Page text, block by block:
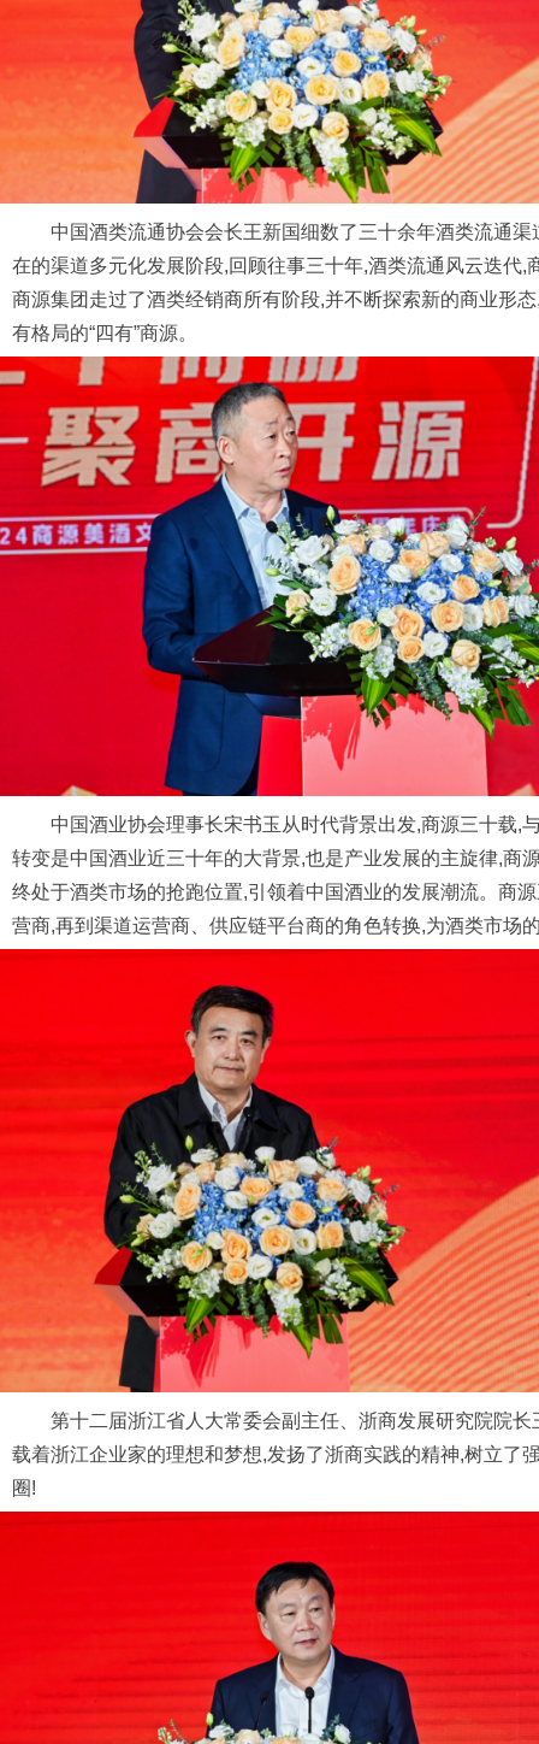
中国酒类流通协会会长王新国细数了三十余年酒类流通
在的渠道多元化发展阶段,回顾往事三十年,酒类流通风云迭代,
商源集团走过了酒类经销商所有阶段,并不断探索新的商业形
有格局的“四有”商源。
中国酒业协会理事长宋书玉从时代背景出发,商源三十载,
转变是中国酒业近三十年的大背景,也是产业发展的主旋律,商
终处于酒类市场的抢跑位置,引领着中国酒业的发展潮流。商
营商,再到渠道运营商、供应链平台商的角色转换,为酒类市场
第十二届浙江省人大常委会副主任、浙商发展研究院院
载着浙江企业家的理想和梦想,发扬了浙商实践的精神,树立了
圈!